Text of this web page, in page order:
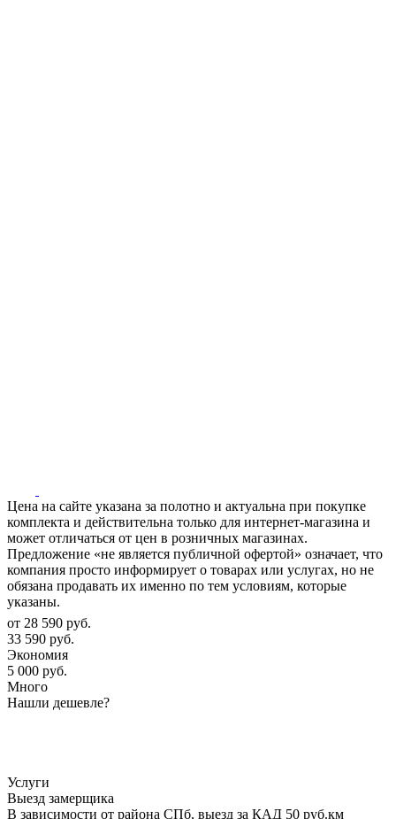
Цена на сайте указана за полотно и актуальна при покупке
комплекта и действительна только для интернет-магазина и
может отличаться от цен в розничных магазинах.
Предложение «не является публичной офертой» означает, что
компания просто информирует о товарах или услугах, но не
обязана продавать их именно по тем условиям, которые
указаны.
от 28 590 руб.
33 590 руб.
Экономия
5 000 руб.
Много
Нашли дешевле?
Услуги
Выезд замерщика
В зависимости от района СПб, выезд за КАД 50 руб.км